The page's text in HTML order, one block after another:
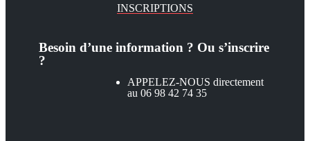
INSCRIPTIONS
Besoin d’une information ? Ou s’inscrire
?
APPELEZ-NOUS directement
au 06 98 42 74 35